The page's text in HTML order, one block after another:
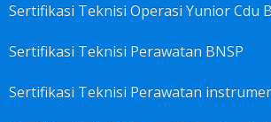
Sertifikasi Teknisi Operasi Yunior Cdu
Sertifikasi Teknisi Perawatan BNSP